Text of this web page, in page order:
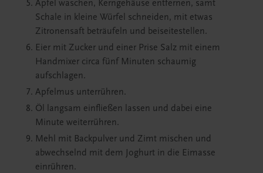
Äpfel waschen, Kerngehäuse entfernen, samt
Schale in kleine Würfel schneiden, mit etwas
Zitronensaft beträufeln und beiseitestellen.
Eier mit Zucker und einer Prise Salz mit einem
Handmixer circa fünf Minuten schaumig
aufschlagen.
Apfelmus unterrühren.
Öl langsam einfließen lassen und dabei eine
Minute weiterrühren.
Mehl mit Backpulver und Zimt mischen und
abwechselnd mit dem Joghurt in die Eimasse
einrühren.